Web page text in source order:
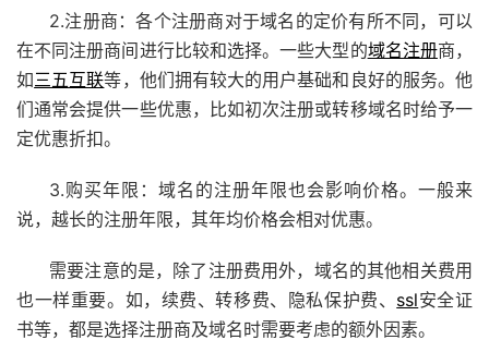
2.注册商：各个注册商对于域名的定价有所不同，可以
在不同注册商间进行比较和选择。一些大型的域名注册商，
如三五互联等，他们拥有较大的用户基础和良好的服务。他
们通常会提供一些优惠，比如初次注册或转移域名时给予一
定优惠折扣。
3.购买年限：域名的注册年限也会影响价格。一般来
说，越长的注册年限，其年均价格会相对优惠。
需要注意的是，除了注册费用外，域名的其他相关费用
也一样重要。如，续费、转移费、隐私保护费、 ssl安全证
书等，都是选择注册商及域名时需要考虑的额外因素。